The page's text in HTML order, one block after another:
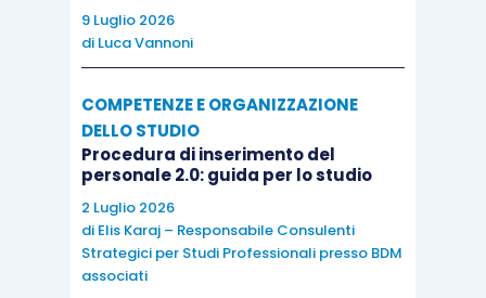
9 Luglio 2026
di Luca Vannoni
COMPETENZE E ORGANIZZAZIONE
DELLO STUDIO
Procedura di inserimento del
personale 2.0: guida per lo studio
2 Luglio 2026
di Elis Karaj – Responsabile Consulenti
Strategici per Studi Professionali presso BDM
associati